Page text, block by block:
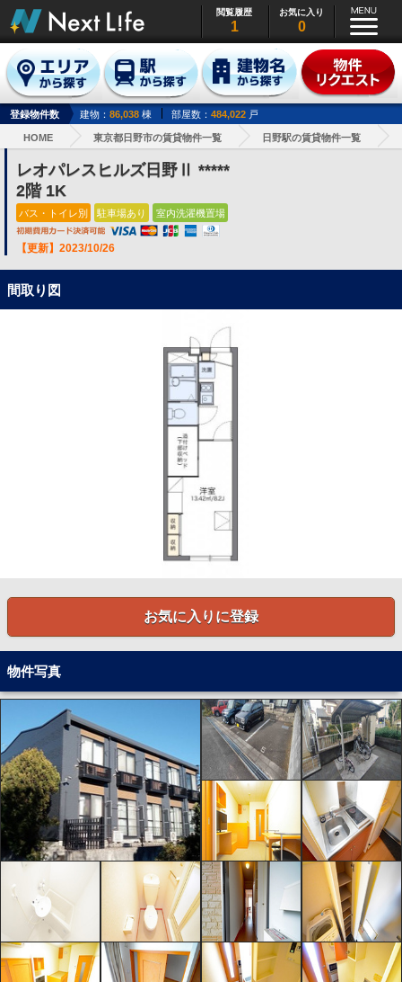
閲覧履歴
1
お気に入り
0
登録物件数 建物： 86,038 棟 部屋数： 484,022 戸
HOME 東京都日野市の賃貸物件一覧 日野駅の賃貸物件一覧
レオパレスヒルズ日野Ⅱ *****
2階 1K
バス・トイレ別 駐車場あり 室内洗濯機置場
【更新】2023/10/26
間取り図
お気に入りに登録
物件写真